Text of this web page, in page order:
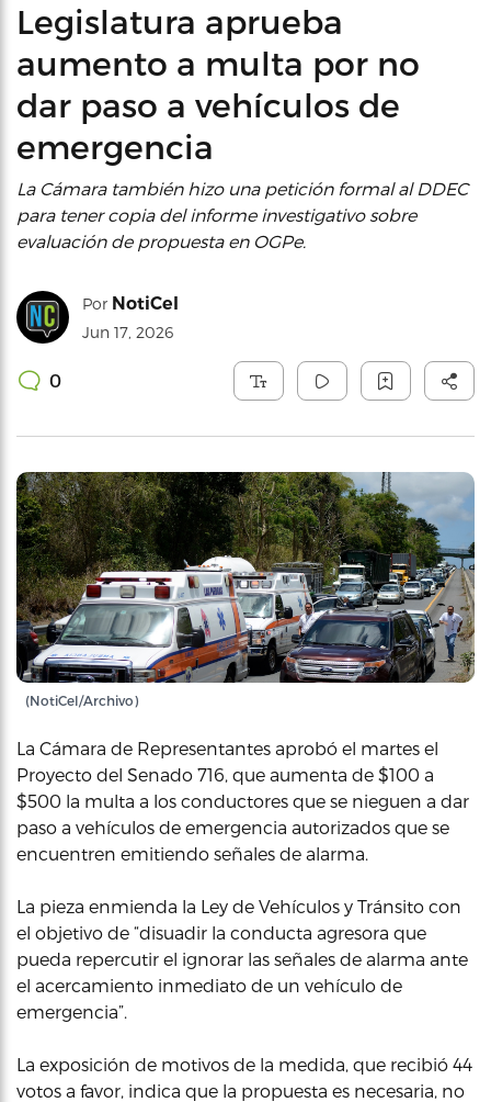
Legislatura aprueba
aumento a multa por no
dar paso a vehículos de
emergencia
La Cámara también hizo una petición formal al DDEC
para tener copia del informe investigativo sobre
evaluación de propuesta en OGPe.
Por NotiCel
Jun 17, 2026
0
(NotiCel/Archivo)
La Cámara de Representantes aprobó el martes el
Proyecto del Senado 716, que aumenta de $100 a
$500 la multa a los conductores que se nieguen a dar
paso a vehículos de emergencia autorizados que se
encuentren emitiendo señales de alarma.
La pieza enmienda la Ley de Vehículos y Tránsito con
el objetivo de “disuadir la conducta agresora que
pueda repercutir el ignorar las señales de alarma ante
el acercamiento inmediato de un vehículo de
emergencia”.
La exposición de motivos de la medida, que recibió 44
votos a favor, indica que la propuesta es necesaria, no